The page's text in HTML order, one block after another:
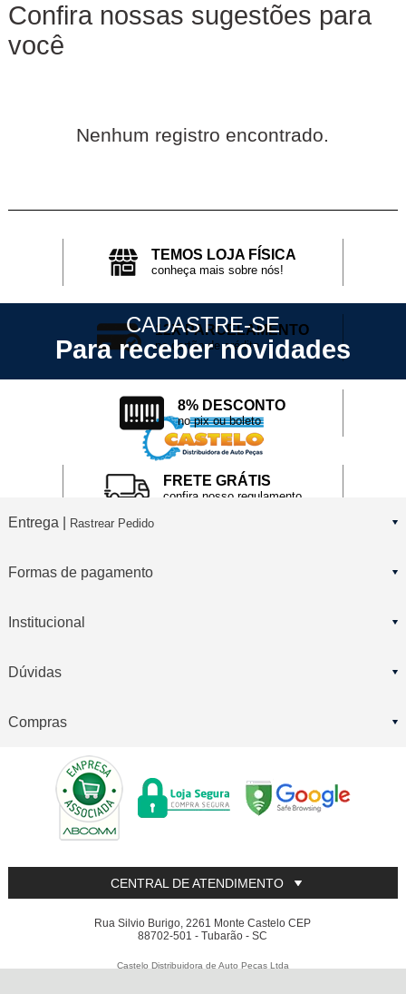
Confira nossas sugestões para
você
Nenhum registro encontrado.
TEMOS LOJA FÍSICA
conheça mais sobre nós!
12X PARCELAMENTO
no cartão de crédito
8% DESCONTO
no pix ou boleto
FRETE GRÁTIS
confira nosso regulamento
CADASTRE-SE
Para receber novidades
Entrega | Rastrear Pedido
Formas de pagamento
Institucional
Dúvidas
Compras
CENTRAL DE ATENDIMENTO
Rua Silvio Burigo, 2261 Monte Castelo CEP
88702-501 - Tubarão - SC
Castelo Distribuidora de Auto Peças Ltda